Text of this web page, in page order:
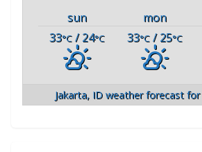
sun mon
33°C / 24°C 33°C / 25°C
Jakarta, IDweather forecast